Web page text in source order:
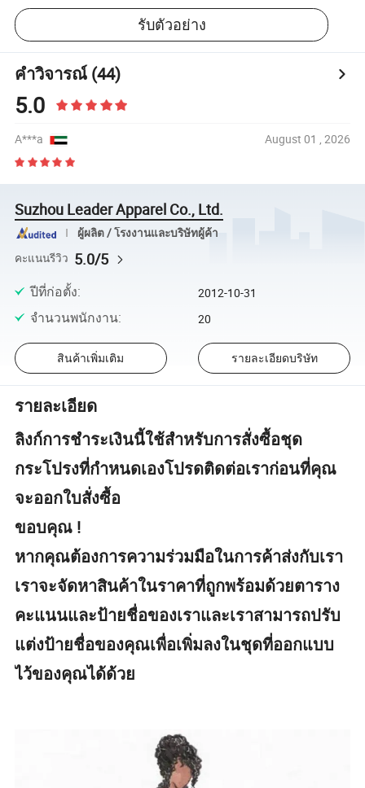
รับตัวอย่าง
คำวิจารณ์ (44)
5.0
A***a August 01 , 2026
Suzhou Leader Apparel Co., Ltd.
ผู้ผลิต / โรงงานและบริษัทผู้ค้า
คะแนนรีวิว 5.0/5
ปีที่ก่อตั้ง: 2012-10-31
จำนวนพนักงาน: 20
สินค้าเพิ่มเติม รายละเอียดบริษัท
รายละเอียด
ลิงก์การชำระเงินนี้ใช้สำหรับการสั่งซื้อชุด
กระโปรงที่กำหนดเองโปรดติดต่อเราก่อนที่คุณ
จะออกใบสั่งซื้อ
ขอบคุณ !
หากคุณต้องการความร่วมมือในการค้าส่งกับเรา
เราจะจัดหาสินค้าในราคาที่ถูกพร้อมด้วยตาราง
คะแนนและป้ายชื่อของเราและเราสามารถปรับ
แต่งป้ายชื่อของคุณเพื่อเพิ่มลงในชุดที่ออกแบบ
ไว้ของคุณได้ด้วย